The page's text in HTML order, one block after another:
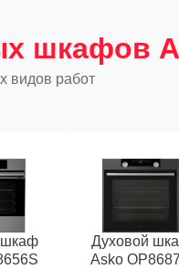
шкафов
видов работ
шкаф
Духовой
Asko